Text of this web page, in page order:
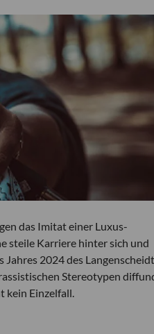
das Imitat einer Luxus-
steile Karriere hinter sich und
2024 des Langenscheidt
Stereotypen
kein Einzelfall.